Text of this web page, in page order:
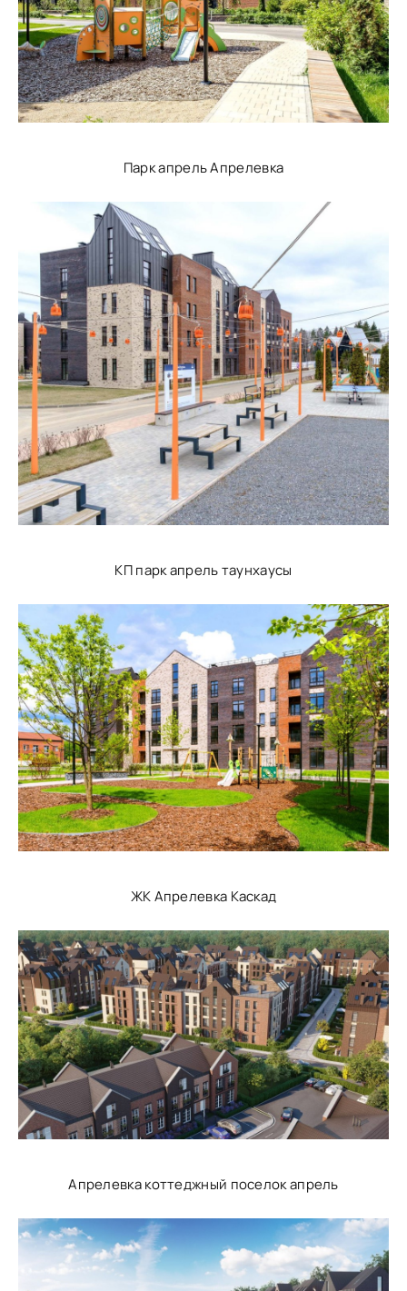
Парк апрель Апрелевка
КП парк апрель таунхаусы
ЖК Апрелевка Каскад
Апрелевка коттеджный поселок апрель